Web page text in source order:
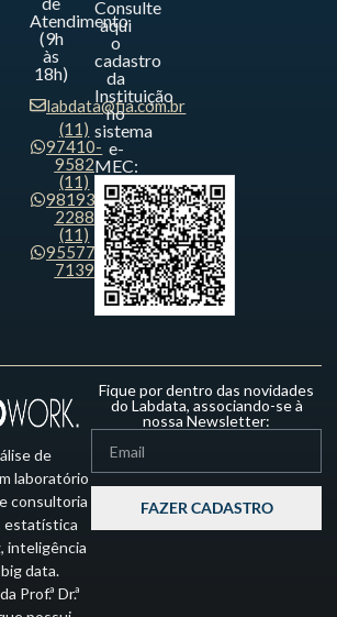
Atendimento
(9h
às
18h)
labdata@fia.com.br
(11)
97410-
9582
(11)
98193-
2288
(11)
95577-
7139
Consulte
aqui
o
cadastro
da
Instituição
no
sistema
e-
MEC:
de
laboratório
consultoria
estatística
inteligência
data.
Prof.ª Dr.ª
Fique por dentro das novidades
do Labdata, associando-se à
nossa Newsletter:
FAZER CADASTRO